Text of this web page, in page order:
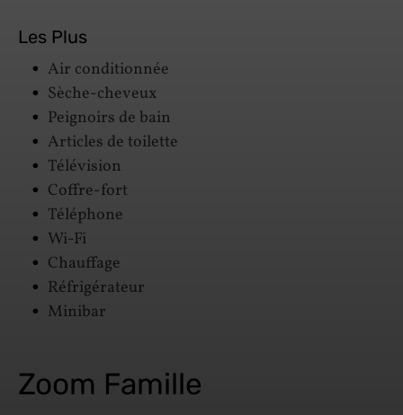
Les Plus
Air conditionnée
Sèche-cheveux
Peignoirs de bain
Articles de toilette
Télévision
Coffre-fort
Téléphone
Wi-Fi
Chauffage
Réfrigérateur
Minibar
Zoom Famille